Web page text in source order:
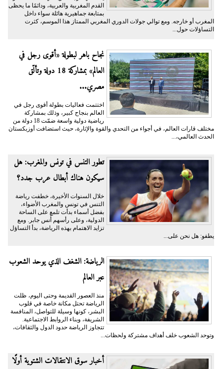
القدم المغربية والعربية، ودائمًا ما يحظى
بمتابعة جماهيرية هائلة سواء داخل
المغرب أو خارجه. ومع توالي جولات الدوري المغربي الممتاز هذا الموسم، كثرت
التساؤلات حول...
نجاح باهر لبطولة «أقوى رجل في
العالم» بمشاركة 18 دولة وتألّق
مصري...
اختتمت فعاليات بطولة أقوى رجل في
العالم بنجاح كبير، وذلك بمشاركة
رياضية دولية واسعة ضمّت 18 دولة من
مختلف قارات العالم، في أجواء من التحدي والقوة والإثارة، حيث استضافت أوزبكستان
الحدث العالمي،...
تطور التنس في تونس والمغرب: هل
سيكون هناك أبطال عرب جدد؟
خلال السنوات الأخيرة، خطفت رياضة
التنس في تونس والمغرب الأضواء،
بفضل أسماء بدأت تلمع على الساحة
الدولية، وعلى رأسهم أُنس جابر. ومع
تزايد الاهتمام بهذه الرياضة، بدأ التساؤل
يطفو: هل نحن على...
الرياضة: الشغف الذي يوحد الشعوب
عبر العالم
منذ العصور القديمة وحتى اليوم، ظلت
الرياضة تحتل مكانة خاصة في قلوب
البشر، كونها وسيلة للتواصل، المنافسة
الشريفة، وبناء الروابط الاجتماعية.
تتجاوز الرياضة حدود الدول والثقافات،
وتوحد الشعوب خلف أهداف مشتركة ولحظات...
أخبار سوق الانتقالات الشتوية أولًا